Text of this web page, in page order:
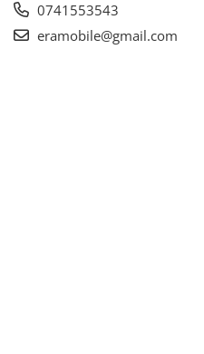
0741553543
eramobile@gmail.com